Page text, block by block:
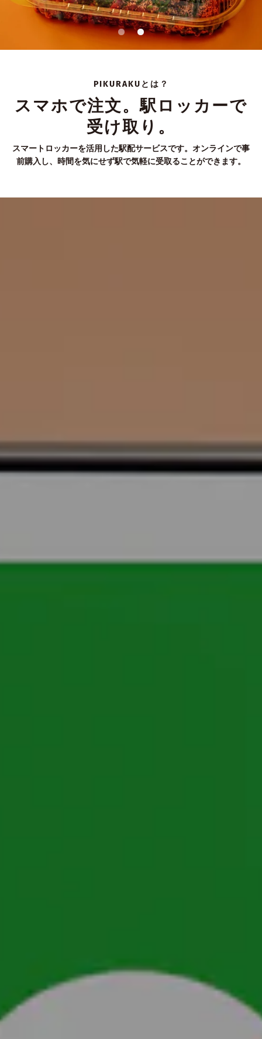
PIKURAKUとは？
スマホで注文。駅ロッカーで
受け取り。
スマートロッカーを活用した駅配サービスです。オンラインで事
前購入し、時間を気にせず駅で気軽に受取ることができます。